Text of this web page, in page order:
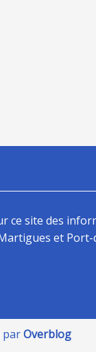
ce site des
et
parOverblog